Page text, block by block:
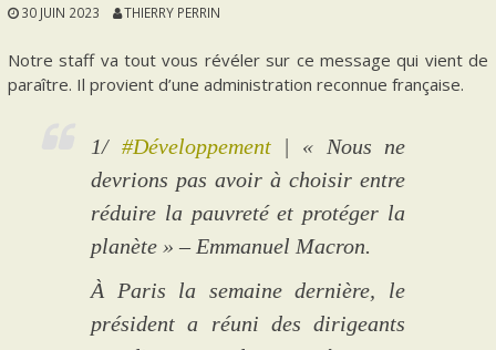
30 JUIN 2023 THIERRY PERRIN
Notre staff va tout vous révéler sur ce message qui vient de
paraître. Il provient d’une administration reconnue française.
1/ #Développement| « Nous ne
devrions pas avoir à choisir entre
réduire la pauvreté et protéger la
planète » – Emmanuel Macron.
À Paris la semaine dernière, le
président a réuni des dirigeants